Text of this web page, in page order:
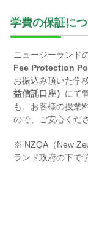
学費の保証
ニュージーランド
Fee Protection
お振込み頂いた学
益信託口座） にて
も、お客様の授業
ので、ご安心くだ
※ NZQA（New
ランド政府の下で